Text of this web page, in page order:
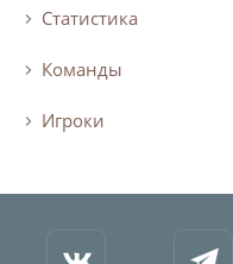
Статистика
Команды
Игроки